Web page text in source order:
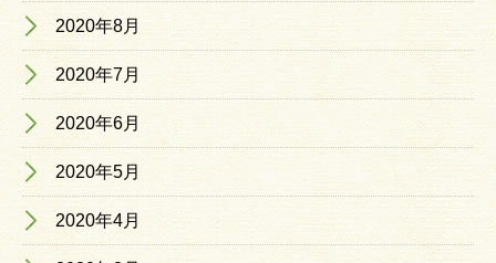
2020年8月
2020年7月
2020年6月
2020年5月
2020年4月